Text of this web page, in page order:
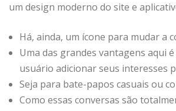
um design moderno do site e
Há, ainda, um ícone para mudar a
Uma das grandes vantagens aqui
usuário adicionar seus interesses
Seja para bate-papos casuais ou
Como essas conversas são